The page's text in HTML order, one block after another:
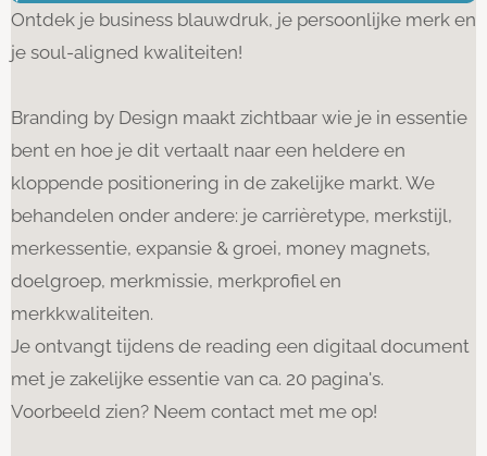
Ontdek je business blauwdruk, je persoonlijke merk en
je soul-aligned kwaliteiten!
Branding by Design maakt zichtbaar wie je in essentie
bent en hoe je dit vertaalt naar een heldere en
kloppende positionering in de zakelijke markt. We
behandelen onder andere: je carrièretype, merkstijl,
merkessentie, expansie & groei, money magnets,
doelgroep, merkmissie, merkprofiel en
merkkwaliteiten.
Je ontvangt tijdens de reading een digitaal document
met je zakelijke essentie van ca. 20 pagina's.
Voorbeeld zien? Neem contact met me op!